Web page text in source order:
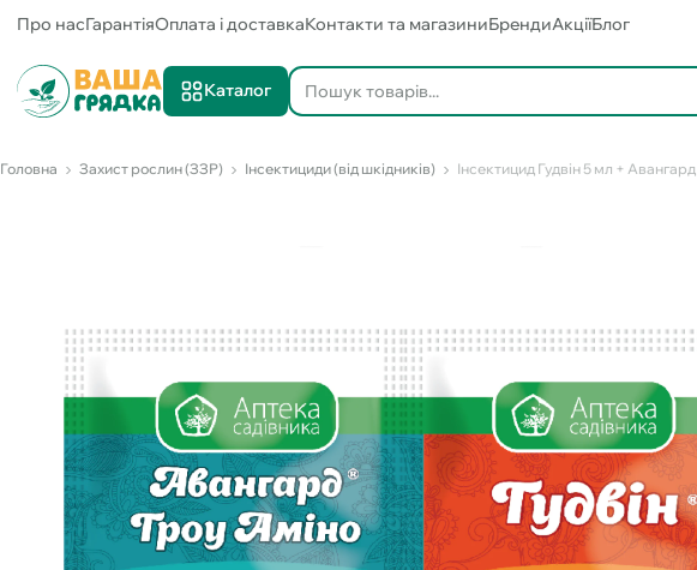
Про насГарантіяОплата і доставкаКонтакти та магазиниБрендиАкціїБлог
Каталог
Головна Захист рослин (ЗЗР) Інсектициди (від шкідників) Інсектицид Гудвін 5 мл +